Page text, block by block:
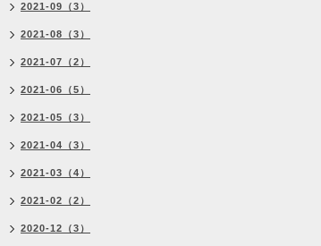
2021-09（3）
2021-08（3）
2021-07（2）
2021-06（5）
2021-05（3）
2021-04（3）
2021-03（4）
2021-02（2）
2020-12（3）